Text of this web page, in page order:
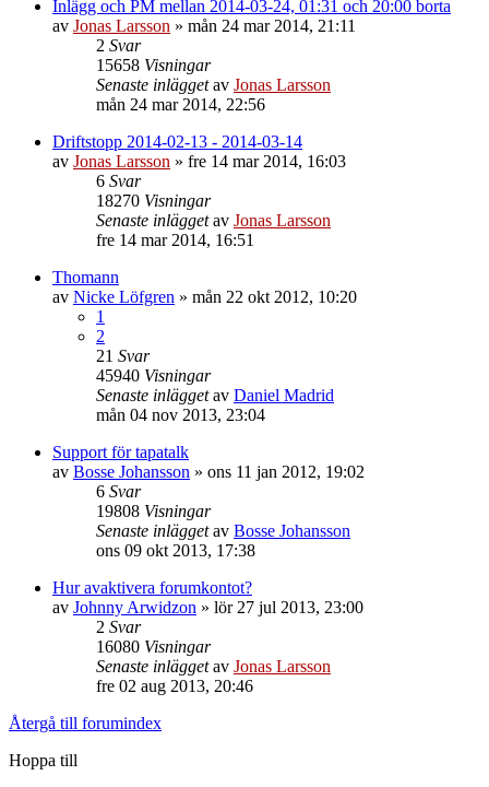
Inlägg och PM mellan 2014-03-24, 01:31 och 20:00 borta
av Jonas Larsson » mån 24 mar 2014, 21:11
2 Svar
15658 Visningar
Senaste inläggetav Jonas Larsson
mån 24 mar 2014, 22:56
Driftstopp 2014-02-13 - 2014-03-14
av Jonas Larsson » fre 14 mar 2014, 16:03
6 Svar
18270 Visningar
Senaste inläggetav Jonas Larsson
fre 14 mar 2014, 16:51
Thomann
av Nicke Löfgren » mån 22 okt 2012, 10:20
1
2
21 Svar
45940 Visningar
Senaste inläggetav Daniel Madrid
mån 04 nov 2013, 23:04
Support för tapatalk
av Bosse Johansson » ons 11 jan 2012, 19:02
6 Svar
19808 Visningar
Senaste inläggetav Bosse Johansson
ons 09 okt 2013, 17:38
Hur avaktivera forumkontot?
av Johnny Arwidzon » lör 27 jul 2013, 23:00
2 Svar
16080 Visningar
Senaste inläggetav Jonas Larsson
fre 02 aug 2013, 20:46
Återgå till forumindex
Hoppa till